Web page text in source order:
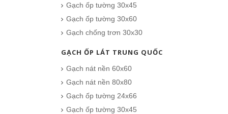
Gạch ốp tường 30x45
Gạch ốp tường 30x60
Gạch chống trơn 30x30
GẠCH ỐP LÁT TRUNG QUỐC
Gạch nát nền 60x60
Gạch nát nền 80x80
Gạch ốp tường 24x66
Gạch ốp tường 30x45